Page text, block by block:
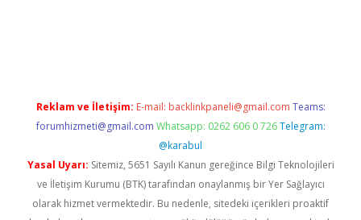
Reklam ve İletişim: E-mail: backlinkpaneli@gmail.com Teams:
forumhizmeti@gmail.com Whatsapp: 0262 606 0 726 Telegram:
@karabul
Yasal Uyarı: Sitemiz, 5651 Sayılı Kanun gereğince Bilgi Teknolojileri
ve İletişim Kurumu (BTK) tarafından onaylanmış bir Yer Sağlayıcı
olarak hizmet vermektedir. Bu nedenle, sitedeki içerikleri proaktif